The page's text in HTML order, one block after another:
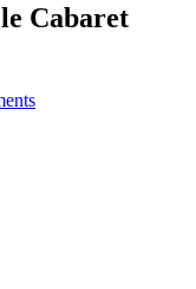
Cabaret